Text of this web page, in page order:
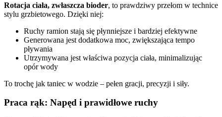
Rotacja ciała, zwłaszcza bioder, to prawdziwy przełom w technice
stylu grzbietowego. Dzięki niej:
Ruchy ramion stają się płynniejsze i bardziej efektywne
Generowana jest dodatkowa moc, zwiększająca tempo
pływania
Utrzymywana jest właściwa pozycja ciała, minimalizując
opór wody
To trochę jak taniec w wodzie – pełen gracji, precyzji i siły.
Praca rąk: Napęd i prawidłowe ruchy